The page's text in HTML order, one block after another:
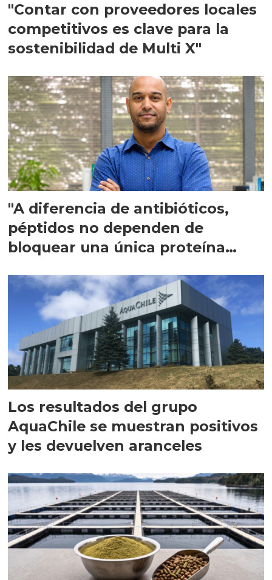
"Contar con proveedores locales
competitivos es clave para la
sostenibilidad de Multi X"
"A diferencia de antibióticos,
péptidos no dependen de
bloquear una única proteína
Los resultados del grupo
AquaChile se muestran positivos
y les devuelven aranceles